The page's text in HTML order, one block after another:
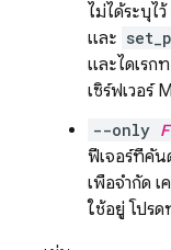
ไม่ได้ระบุไ
และ
และไดเรก
เซิร์ฟเวอร์
--only
ฟีเจอร์ที่คั่น
เพื่อจำกัด
ใช้อยู่ โปรด